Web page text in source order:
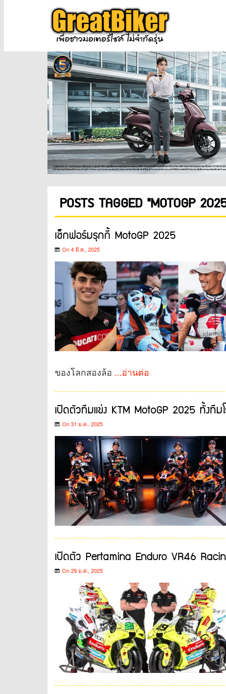
POSTS TAGGED "MOTOGP
เช็กฟอร์มรุกกี้ MotoGP 2025
On 4 มี.ค., 2025
ของโลกสองล้อ ...อ่านต่อ
เปิดตัวทีมแข่ง KTM MotoGP 2025 ทั้งทีมโ
On 31 ม.ค., 2025
เปิดตัว Pertamina Enduro VR46
On 29 ม.ค., 2025